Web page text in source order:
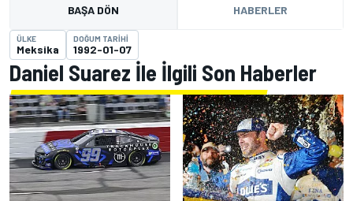
BAŞA DÖN HABERLER
ÜLKE
Meksika
DOĞUM TARIHI
1992-01-07
Daniel Suarez İle İlgili Son Haberler